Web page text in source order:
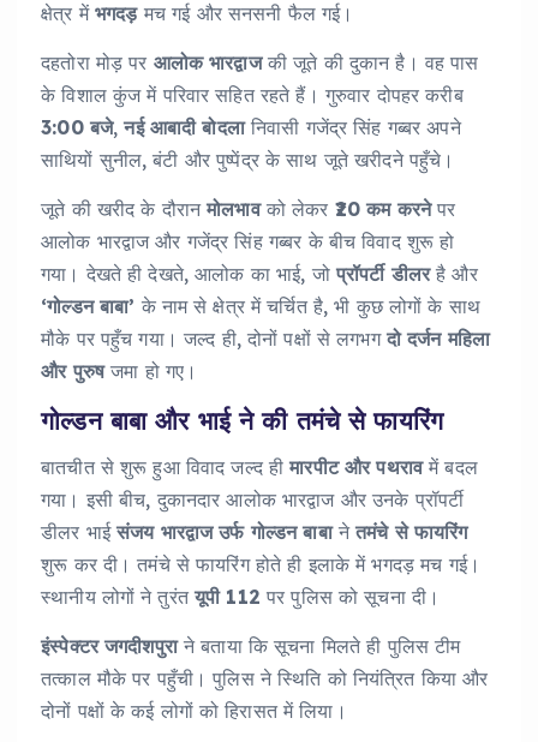
क्षेत्र में भगदड़मच गई और सनसनी फैल गई।
दहतोरा मोड़ पर आलोक भारद्वाजकी जूते की दुकान है। वह पास
के विशाल कुंज में परिवार सहित रहते हैं। गुरुवार दोपहर करीब
3:00 बजे,नई आबादी बोदलानिवासी गजेंद्र सिंह गब्बर अपने
साथियों सुनील, बंटी और पुष्पेंद्र के साथ जूते खरीदने पहुँचे।
जूते की खरीद के दौरानमोलभावको लेकर ₹20 कम करनेपर
आलोक भारद्वाज और गजेंद्र सिंह गब्बर के बीच विवाद शुरू हो
गया। देखते ही देखते, आलोक का भाई, जोप्रॉपर्टी डीलरहै और
‘गोल्डन बाबा’ के नाम से क्षेत्र में चर्चित है, भी कुछ लोगों के साथ
मौके पर पहुँच गया। जल्द ही, दोनों पक्षों से लगभगदो दर्जन महिला
और पुरुषजमा हो गए।
गोल्डन बाबा और भाई ने की तमंचे से फायरिंग
बातचीत से शुरू हुआ विवाद जल्द हीमारपीट और पथरावमें बदल
गया। इसी बीच, दुकानदार आलोक भारद्वाज और उनके प्रॉपर्टी
डीलर भाईसंजय भारद्वाज उर्फ गोल्डन बाबानेतमंचे से फायरिंग
शुरू कर दी। तमंचे से फायरिंग होते ही इलाके में भगदड़ मच गई।
स्थानीय लोगों ने तुरंतयूपी 112 पर पुलिस को सूचना दी।
इंस्पेक्टर जगदीशपुराने बताया कि सूचना मिलते ही पुलिस टीम
तत्काल मौके पर पहुँची। पुलिस ने स्थिति को नियंत्रित किया और
दोनों पक्षों के कई लोगों को हिरासत में लिया।